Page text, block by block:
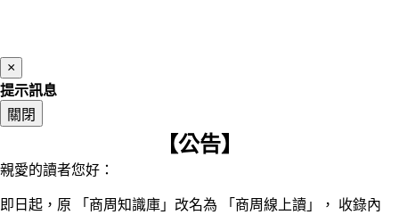
×
提示訊息
關閉
【公告】
親愛的讀者您好：
即日起，原 「商周知識庫」改名為 「商周線上讀」， 收錄內